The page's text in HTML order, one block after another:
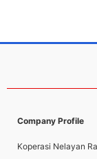
Company Profile
Koperasi Nelayan